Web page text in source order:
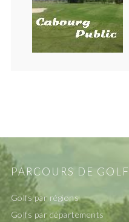
PARCOURS DE GOLF
Golfs par régions
Golfs par départements